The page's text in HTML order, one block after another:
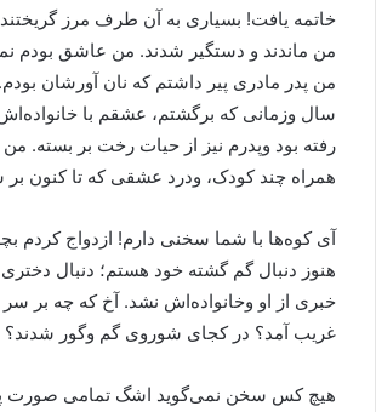
خاتمه یافت! بسیاری به آن طرف مرز گریختند
من ماندند و دستگیر شدند. من عاشق بودم
من پدر مادری پیر داشتم که نان آورشان
سال وزمانی که برگشتم، عشقم با
رفته بود وپدرم نیز از حیات رخت بر بسته. من
همراه چند کودک، ودرد عشقی که تا کنون بر
آی کوه‌ها با شما سخنی دارم! ازدواج کردم
هنوز دنبال گم گشته خود هستم؛ دنبال
خبری از او وخانواده‌اش نشد. آخ که چه بر سر
غریب آمد؟ در کجای شوروی گم وگور شدند؟
هیچ کس سخن نمی‌گوید اشگ تمامی صورت